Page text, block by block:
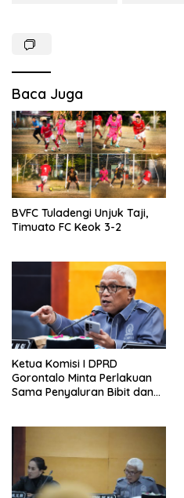
Baca Juga
BVFC Tuladengi Unjuk Taji,
Timuato FC Keok 3-2
Ketua Komisi I DPRD
Gorontalo Minta Perlakuan
Sama Penyaluran Bibit dan